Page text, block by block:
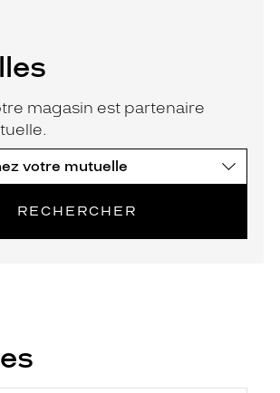
magasin est partenaire
RECHERCHER